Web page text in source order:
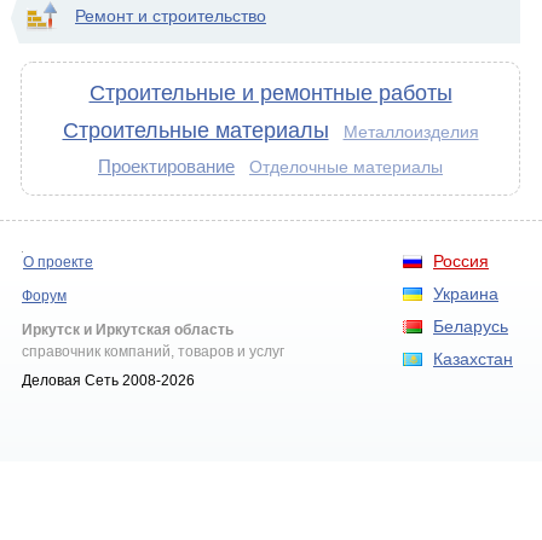
Ремонт и строительство
Строительные и ремонтные работы
Строительные материалы
Металлоизделия
Проектирование Отделочные материалы
Россия
Украина
Беларусь
Казахстан
О проекте
Форум
Иркутск и Иркутская область
справочник компаний, товаров и услуг
Деловая Сеть 2008-2026